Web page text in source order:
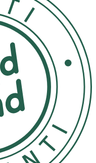
lekkamrat eller
svalt.